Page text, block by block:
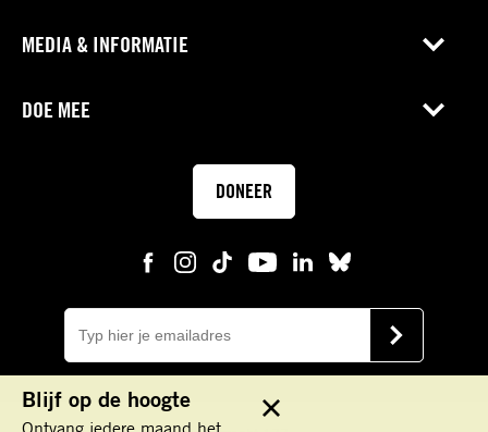
MEDIA & INFORMATIE
DOE MEE
DONEER
mail
VERSTUUR
Blijf op de hoogte
Ontvang iedere maand het Sluit